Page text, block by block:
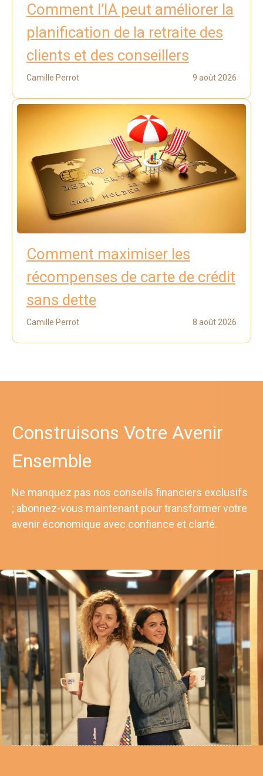
Comment l’IA peut améliorer la
planification de la retraite des
clients et des conseillers
Camille Perrot 9 août 2026
Comment maximiser les
récompenses de carte de crédit
sans dette
Camille Perrot 8 août 2026
Construisons Votre Avenir
Ensemble
Ne manquez pas nos conseils financiers exclusifs
; abonnez-vous maintenant pour transformer votre
avenir économique avec confiance et clarté.